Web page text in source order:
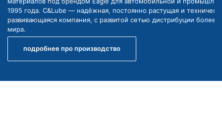
1995 года. C&Lube — надёжная, постоянно растущая и
развивающаяся компания, с развитой сетью дистрибуции более
мира.
подробнее про производство